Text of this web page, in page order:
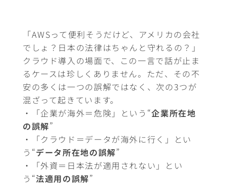
「AWSって便利そうだけど、アメリカの会社
でしょ？日本の法律はちゃんと守れるの？」
クラウド導入の場面で、この一言で話が止ま
るケースは珍しくありません。ただ、その不
安の多くは一つの誤解ではなく、次の3つが
混ざって起きています。
・「企業が海外＝危険」という“企業所在地
の誤解”
・「クラウド＝データが海外に行く」とい
う“データ所在地の誤解”
・「外資＝日本法が適用されない」とい
う“法適用の誤解”